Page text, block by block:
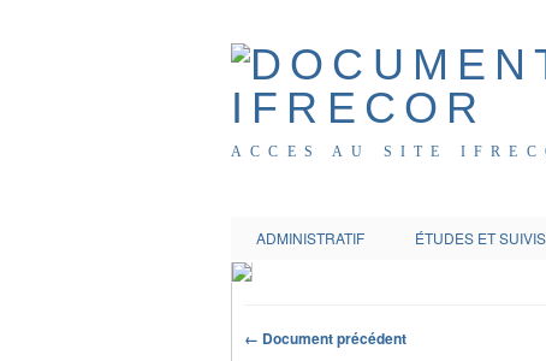
ACCES AU SITE
ADMINISTRATIF ÉTUDES ET SUIVIS
← Document précédent